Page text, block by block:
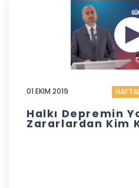
01 EKIM 2019
Halkı Depremin
Zararlardan Kim